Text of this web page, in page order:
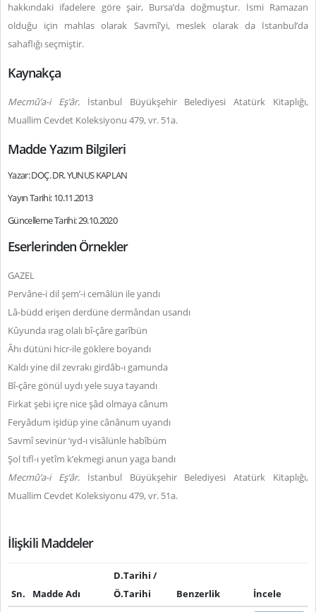
hakkındaki ifadelere göre şair, Bursa’da doğmuştur. İsmi Ramazan
olduğu için mahlas olarak Savmî’yi, meslek olarak da İstanbul’da
sahaflığı seçmiştir.
Kaynakça
Mecmû’a-i Eş’âr.İstanbul Büyükşehir Belediyesi Atatürk Kitaplığı,
Muallim Cevdet Koleksiyonu 479, vr. 51a.
Madde Yazım Bilgileri
Yazar: DOÇ. DR. YUNUS KAPLAN
Yayın Tarihi: 10.11.2013
Güncelleme Tarihi: 29.10.2020
Eserlerinden Örnekler
GAZEL
Pervâne-i dil şem’-i cemâlün ile yandı
Lâ-büdd erişen derdüne dermândan usandı
Kûyunda ırag olalı bî-çâre garîbün
Âhı dütüni hicr-ile göklere boyandı
Kaldı yine dil zevrakı girdâb-ı gamunda
Bî-çâre gönül uydı yele suya tayandı
Firkat şebi içre nice şâd olmaya cânum
Feryâdum işidüp yine cânânum uyandı
Savmî sevinür ‘ıyd-ı visâlünle habîbüm
Şol tıfl-ı yetîm k’ekmegi anun yaga bandı
Mecmû’a-i Eş’âr. İstanbul Büyükşehir Belediyesi Atatürk Kitaplığı,
Muallim Cevdet Koleksiyonu 479, vr. 51a.
İlişkili Maddeler
Sn. Madde Adı
D.Tarihi /
Ö.Tarihi
Benzerlik
İncele